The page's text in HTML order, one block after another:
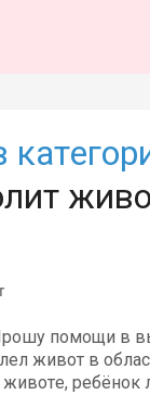
помощи в
живот в
животе,